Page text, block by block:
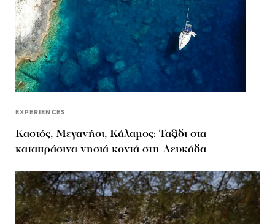
EXPERIENCES
Καστός, Μεγανήσι, Κάλαμος: Ταξίδι στα
καταπράσινα νησιά κοντά στη Λευκάδα